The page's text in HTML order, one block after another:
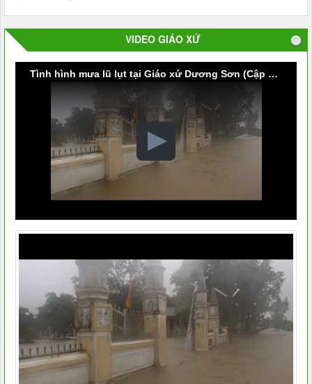
VIDEO GIÁO XỨ
Tình hình mưa lũ lụt tại Giáo xứ Dương Sơn (Cập nhật vào lúc 9g30 ngày 09/10/2020)